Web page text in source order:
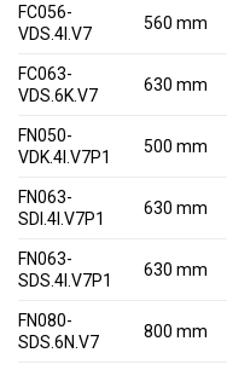
FC056-
VDS.4I.V7
560 mm
FC063-
VDS.6K.V7
630 mm
FN050-
VDK.4I.V7P1
500 mm
FN063-
SDI.4I.V7P1
630 mm
FN063-
SDS.4I.V7P1
630 mm
FN080-
SDS.6N.V7
800 mm